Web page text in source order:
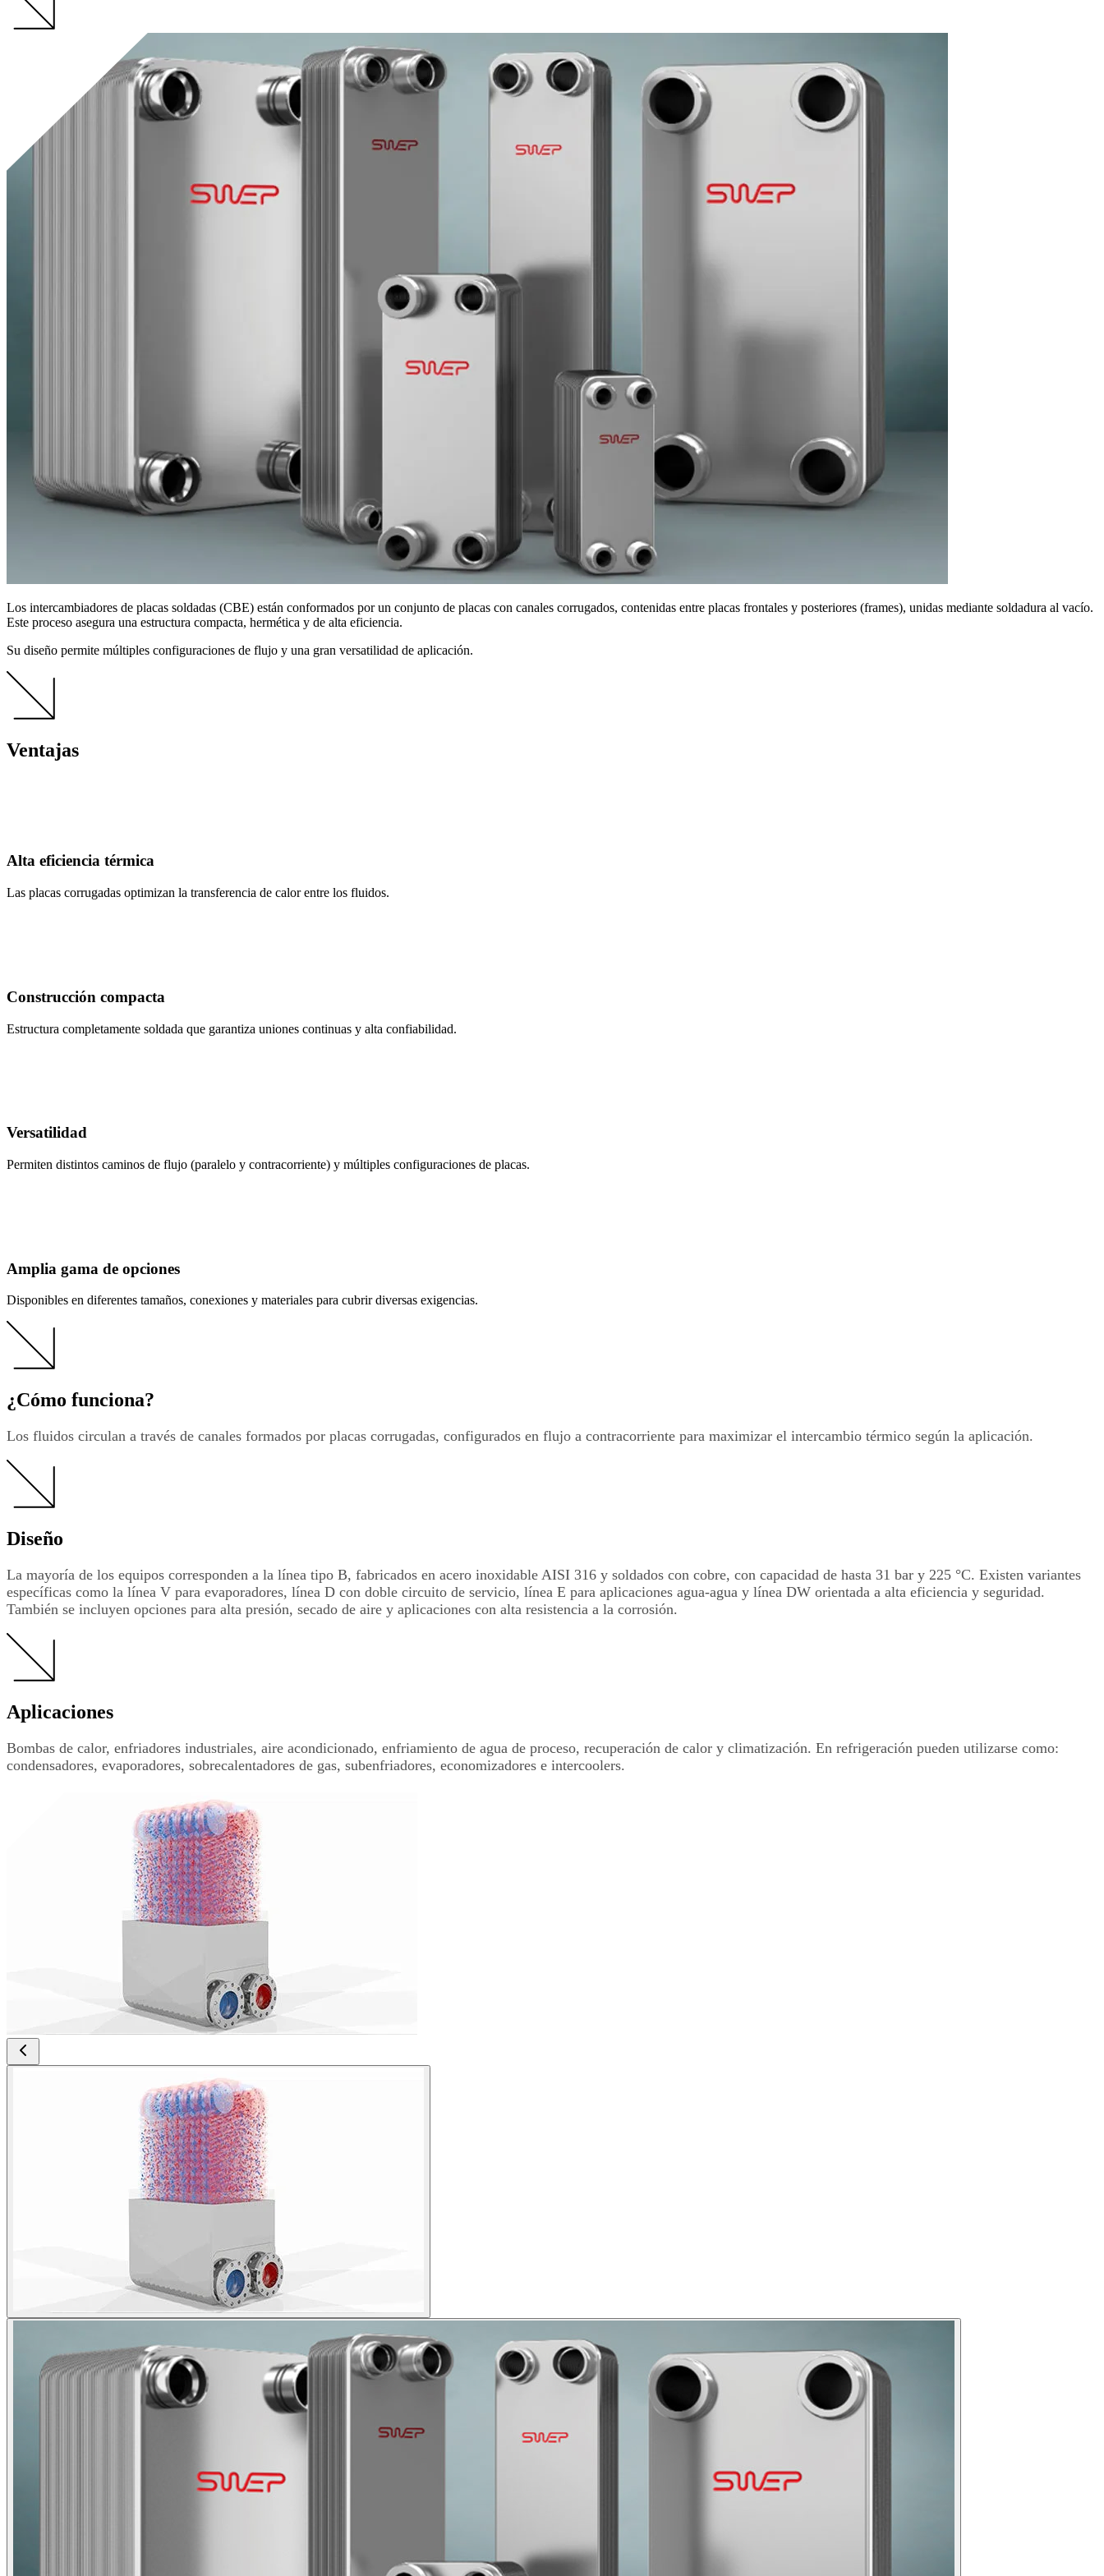
Los intercambiadores de placas soldadas (CBE) están conformados por un conjunto de placas con canales corrugados, contenidas entre placas frontales y posteriores (frames), unidas mediante soldadura al vacío.
Este proceso asegura una estructura compacta, hermética y de alta eficiencia.
Su diseño permite múltiples configuraciones de flujo y una gran versatilidad de aplicación.
Ventajas
Alta eficiencia térmica
Las placas corrugadas optimizan la transferencia de calor entre los fluidos.
Construcción compacta
Estructura completamente soldada que garantiza uniones continuas y alta confiabilidad.
Versatilidad
Permiten distintos caminos de flujo (paralelo y contracorriente) y múltiples configuraciones de placas.
Amplia gama de opciones
Disponibles en diferentes tamaños, conexiones y materiales para cubrir diversas exigencias.
¿Cómo funciona?
Los fluidos circulan a través de canales formados por placas corrugadas, configurados en flujo a contracorriente para maximizar el intercambio térmico según la aplicación.
Diseño
La mayoría de los equipos corresponden a la línea tipo B, fabricados en acero inoxidable AISI 316 y soldados con cobre, con capacidad de hasta 31 bar y 225 °C. Existen variantes
específicas como la línea V para evaporadores, línea D con doble circuito de servicio, línea E para aplicaciones agua-agua y línea DW orientada a alta eficiencia y seguridad.
También se incluyen opciones para alta presión, secado de aire y aplicaciones con alta resistencia a la corrosión.
Aplicaciones
Bombas de calor, enfriadores industriales, aire acondicionado, enfriamiento de agua de proceso, recuperación de calor y climatización. En refrigeración pueden utilizarse como:
condensadores, evaporadores, sobrecalentadores de gas, subenfriadores, economizadores e intercoolers.